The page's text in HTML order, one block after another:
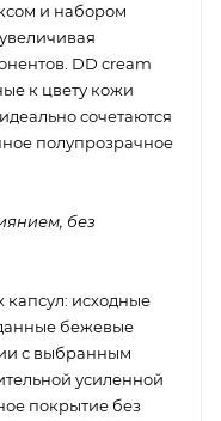
и набором
DD cream
к цвету кожи
сочетаются
полупрозрачное
без
исходные
бежевые
с выбранным
усиленной
покрытие без